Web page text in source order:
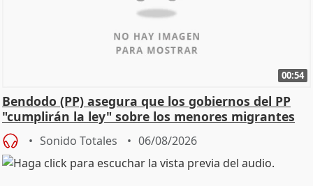
00:54
Bendodo (PP) asegura que los gobiernos del PP
"cumplirán la ley" sobre los menores migrantes
Sonido Totales 06/08/2026